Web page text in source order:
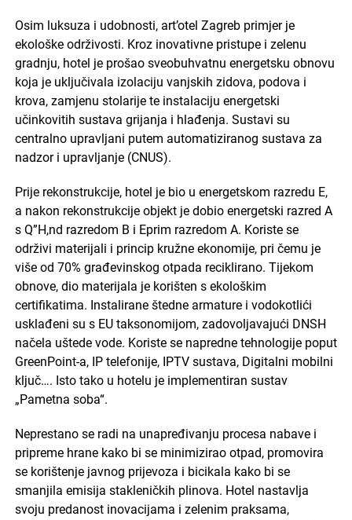
Osim luksuza i udobnosti, art’otel Zagreb primjer je
ekološke održivosti. Kroz inovativne pristupe i zelenu
gradnju, hotel je prošao sveobuhvatnu energetsku obnovu
koja je uključivala izolaciju vanjskih zidova, podova i
krova, zamjenu stolarije te instalaciju energetski
učinkovitih sustava grijanja i hlađenja. Sustavi su
centralno upravljani putem automatiziranog sustava za
nadzor i upravljanje (CNUS).
Prije rekonstrukcije, hotel je bio u energetskom razredu E,
a nakon rekonstrukcije objekt je dobio energetski razred A
s Q”H,nd razredom B i Eprim razredom A. Koriste se
održivi materijali i princip kružne ekonomije, pri čemu je
više od 70% građevinskog otpada reciklirano. Tijekom
obnove, dio materijala je korišten s ekološkim
certifikatima. Instalirane štedne armature i vodokotlići
usklađeni su s EU taksonomijom, zadovoljavajući DNSH
načela uštede vode. Koriste se napredne tehnologije poput
GreenPoint-a, IP telefonije, IPTV sustava, Digitalni mobilni
ključ…. Isto tako u hotelu je implementiran sustav
„Pametna soba“.
Neprestano se radi na unapređivanju procesa nabave i
pripreme hrane kako bi se minimizirao otpad, promovira
se korištenje javnog prijevoza i bicikala kako bi se
smanjila emisija stakleničkih plinova. Hotel nastavlja
svoju predanost inovacijama i zelenim praksama,